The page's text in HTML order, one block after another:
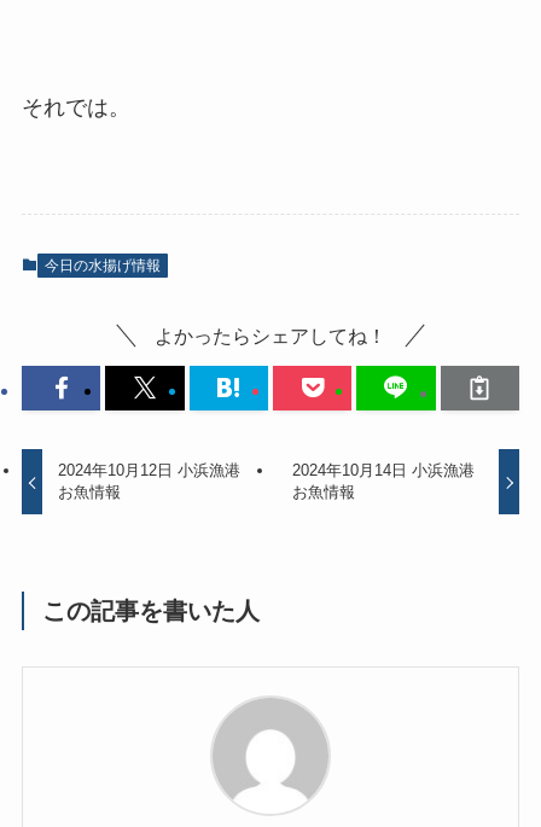
それでは。
今日の水揚げ情報
よかったらシェアしてね！
2024年10月12日 小浜漁港
お魚情報
2024年10月14日 小浜漁港
お魚情報
この記事を書いた人